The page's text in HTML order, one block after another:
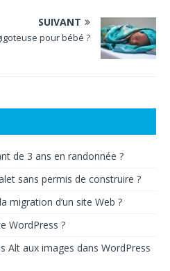
SUIVANT
pour bébé ?
de 3 ans en randonnée ?
sans permis de construire ?
migration d’un site Web ?
WordPress ?
Alt aux images dans WordPress